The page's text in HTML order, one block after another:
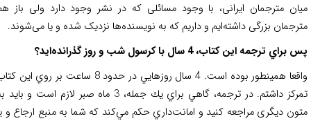
مترجمان ایرانی، با وجود مسائلی که در نشر وجود دارد ولی باز هم
بزرگی داشته‌ایم و داریم که به نویسنده‌ها نزدیک شده و یا می‌شوند.
ترجمه اين كتاب، 4 سال با كرسول شب و روز گذرانده‌اید؟
واقعا همينطور بوده است. 4 سال روزهايي در حدود 8 ساعت بر روي اين كتاب
تمركز داشتم. در ترجمه، گاهي براي يك جمله، 3 ماه صبر لازم است و باید به
دیگری مراجعه کنید و امانت‌داري حكم مي‌كند كه شما به منبع ارجاع و یا